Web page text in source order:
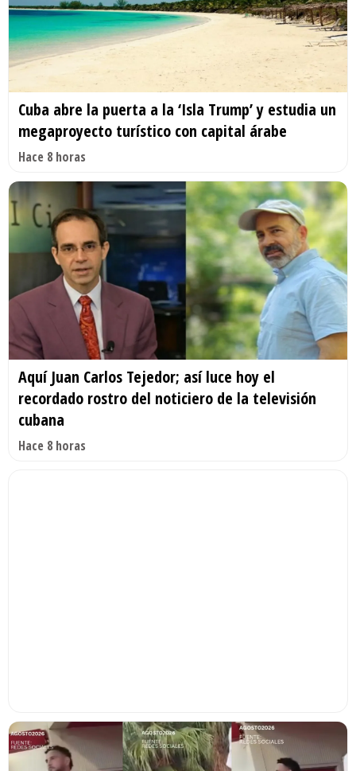
Cuba abre la puerta a la ‘Isla Trump’ y estudia un
megaproyecto turístico con capital árabe
Hace 8 horas
Aquí Juan Carlos Tejedor; así luce hoy el
recordado rostro del noticiero de la televisión
cubana
Hace 8 horas